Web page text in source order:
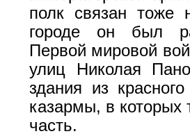
полк связан
городе он был
Первой мировой
улиц Николая
здания из
казармы, в которых
часть.